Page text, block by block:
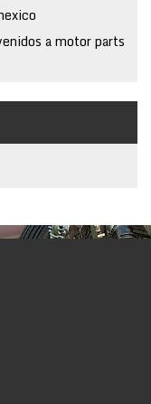
a motor parts